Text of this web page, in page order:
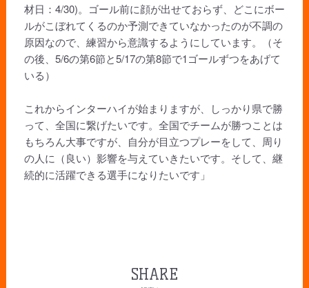
材日：4/30)。ゴール前に顔が出せておらず、どこにボー
ルがこぼれてくるのか予測できていなかったのが不調の
原因なので、練習から意識するようにしています。（そ
の後、5/6の第6節と5/17の第8節で1ゴールずつをあげて
いる）
これからインターハイが始まりますが、しっかり県で勝
って、全国に繋げたいです。全国でチームが勝つことは
もちろん大事ですが、自分が目立つプレーをして、周り
の人に（良い）影響を与えていきたいです。そして、継
続的に活躍できる選手になりたいです」
SHARE